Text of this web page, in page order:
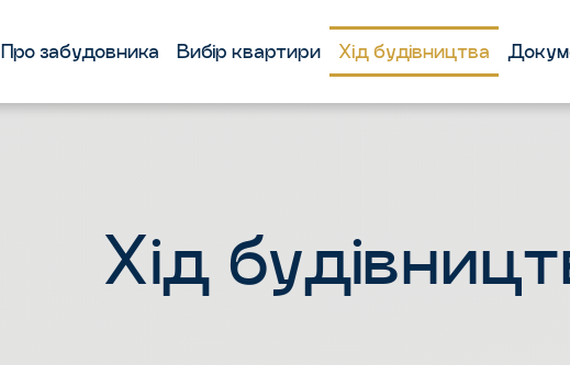
Про забудовника Вибір квартири Хід будівництва
Хід